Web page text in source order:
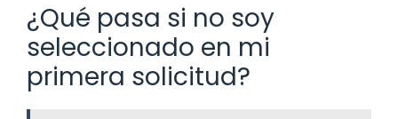
¿Qué pasa si no soy
seleccionado en mi
primera solicitud?